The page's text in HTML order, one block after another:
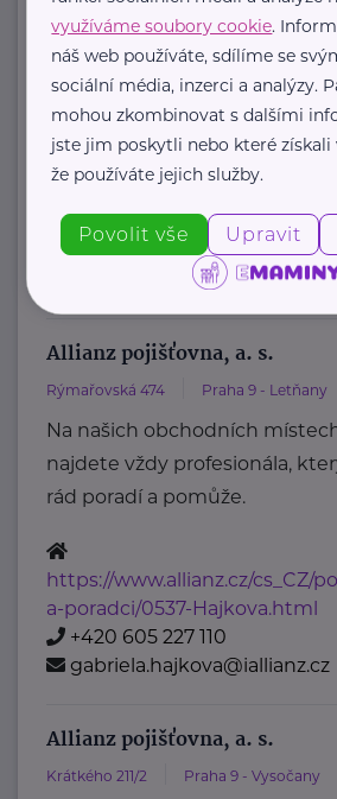
Oplanská 2614 Praha 9 - Újezd nad
Na našich obchodních místech
najdete vždy profesionála,
rád poradí a pomůže.
a-poradci/0509-
+420 777 556 856
ivana.hlavackova@iallianz.cz
Allianz pojišťovna, a. s.
Rýmařovská 474 Praha 9 - Letňany
Na našich obchodních
najdete vždy profesionála,
rád poradí a pomůže.
https://www.allianz.cz/cs_CZ/
a-poradci/0537-Hajkova.html
+420 605 227 110
gabriela.hajkova@iallianz.cz
Allianz pojišťovna, a. s.
Krátkého 211/2 Praha 9 - Vysočany
využíváme soubory cookie.
náš web používáte, sdílíme se
sociální média, inzerci a analýzy.
mohou zkombinovat s dalšími
jste jim poskytli nebo které získali
že používáte jejich služby.
Povolit vše Upravit